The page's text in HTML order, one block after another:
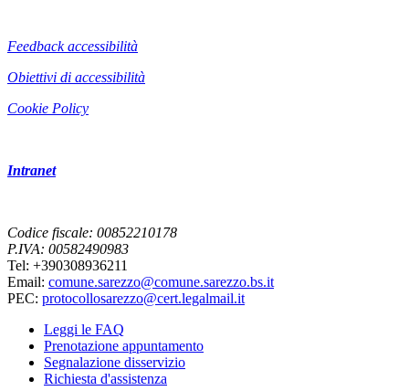
Feedback accessibilità
Obiettivi di accessibilità
Cookie Policy
Intranet
Codice fiscale: 00852210178
P.IVA: 00582490983
Tel: +390308936211
Email: comune.sarezzo@comune.sarezzo.bs.it
PEC: protocollosarezzo@cert.legalmail.it
Leggi le FAQ
Prenotazione appuntamento
Segnalazione disservizio
Richiesta d'assistenza